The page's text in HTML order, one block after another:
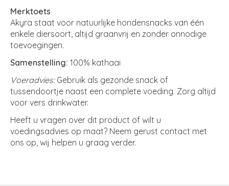
Merktoets
Akyra staat voor natuurlijke hondensnacks van één
enkele diersoort, altijd graanvrij en zonder onnodige
toevoegingen.
Samenstelling: 100% kathaai
Voeradvies:Gebruik als gezonde snack of
tussendoortje naast een complete voeding. Zorg altijd
voor vers drinkwater.
Heeft u vragen over dit product of wilt u
voedingsadvies op maat? Neem gerust contact met
ons op, wij helpen u graag verder.